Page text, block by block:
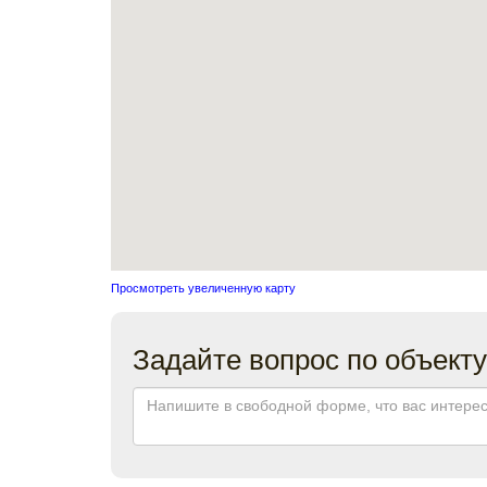
Просмотреть увеличенную карту
Задайте вопрос по